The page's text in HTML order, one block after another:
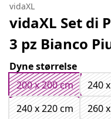
vidaXL
vidaXL Set di
3 pz Bianco
Dyne størrelse
200 x 200 cm
240
240 x 220 cm
260